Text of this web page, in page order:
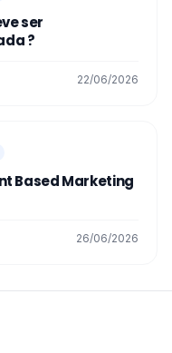
ser
?
22/06/2026
Based Marketing
26/06/2026